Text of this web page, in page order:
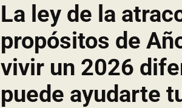
La ley de la
propósitos de
vivir un 2026
puede ayudarte